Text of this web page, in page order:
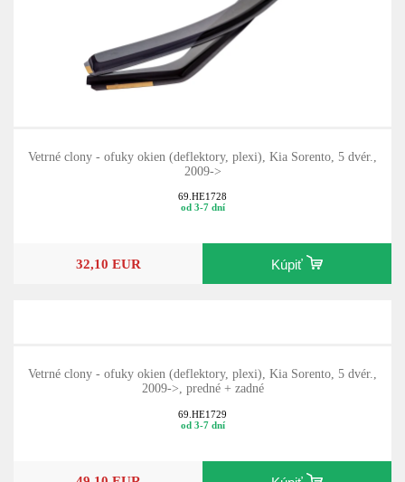
Vetrné clony - ofuky okien (deflektory, plexi), Kia Sorento, 5 dvér.,
2009->
69.HE1728
od 3-7 dní
32,10 EUR Kúpiť
Vetrné clony - ofuky okien (deflektory, plexi), Kia Sorento, 5 dvér.,
2009->, predné + zadné
69.HE1729
od 3-7 dní